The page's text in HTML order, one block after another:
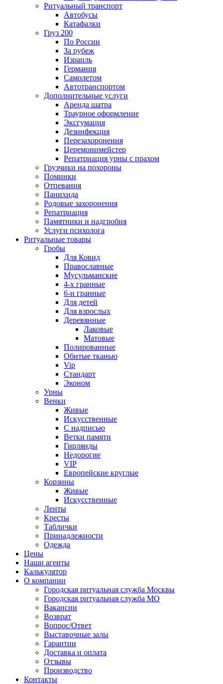
Ритуальный транспорт
Автобусы
Катафалки
Груз 200
По России
За рубеж
Израиль
Германия
Самолетом
Автотранспортом
Дополнительные услуги
Аренда шатра
Траурное оформление
Эксгумация
Дезинфекция
Перезахоронения
Церемонимейстер
Репатриация урны с прахом
Грузчики на похороны
Поминки
Отпевания
Панихида
Родовые захоронения
Репатриация
Памятники и надгробия
Услуги психолога
Ритуальные товары
Гробы
Для Ковид
Православные
Мусульманские
4-х гранные
6-и гранные
Для детей
Для взрослых
Деревянные
Лаковые
Матовые
Полированные
Обитые тканью
Vip
Стандарт
Эконом
Урны
Венки
Живые
Искусственные
С надписью
Ветки памяти
Гирлянды
Недорогие
VIP
Европейские круглые
Корзины
Живые
Искусственные
Ленты
Кресты
Таблички
Принадлежности
Одежда
Цены
Наши агенты
Калькулятор
О компании
Городская ритуальная служба Москвы
Городская ритуальная служба МО
Вакансии
Возврат
Вопрос/Ответ
Выставочные залы
Гарантии
Доставка и оплата
Отзывы
Производство
Контакты